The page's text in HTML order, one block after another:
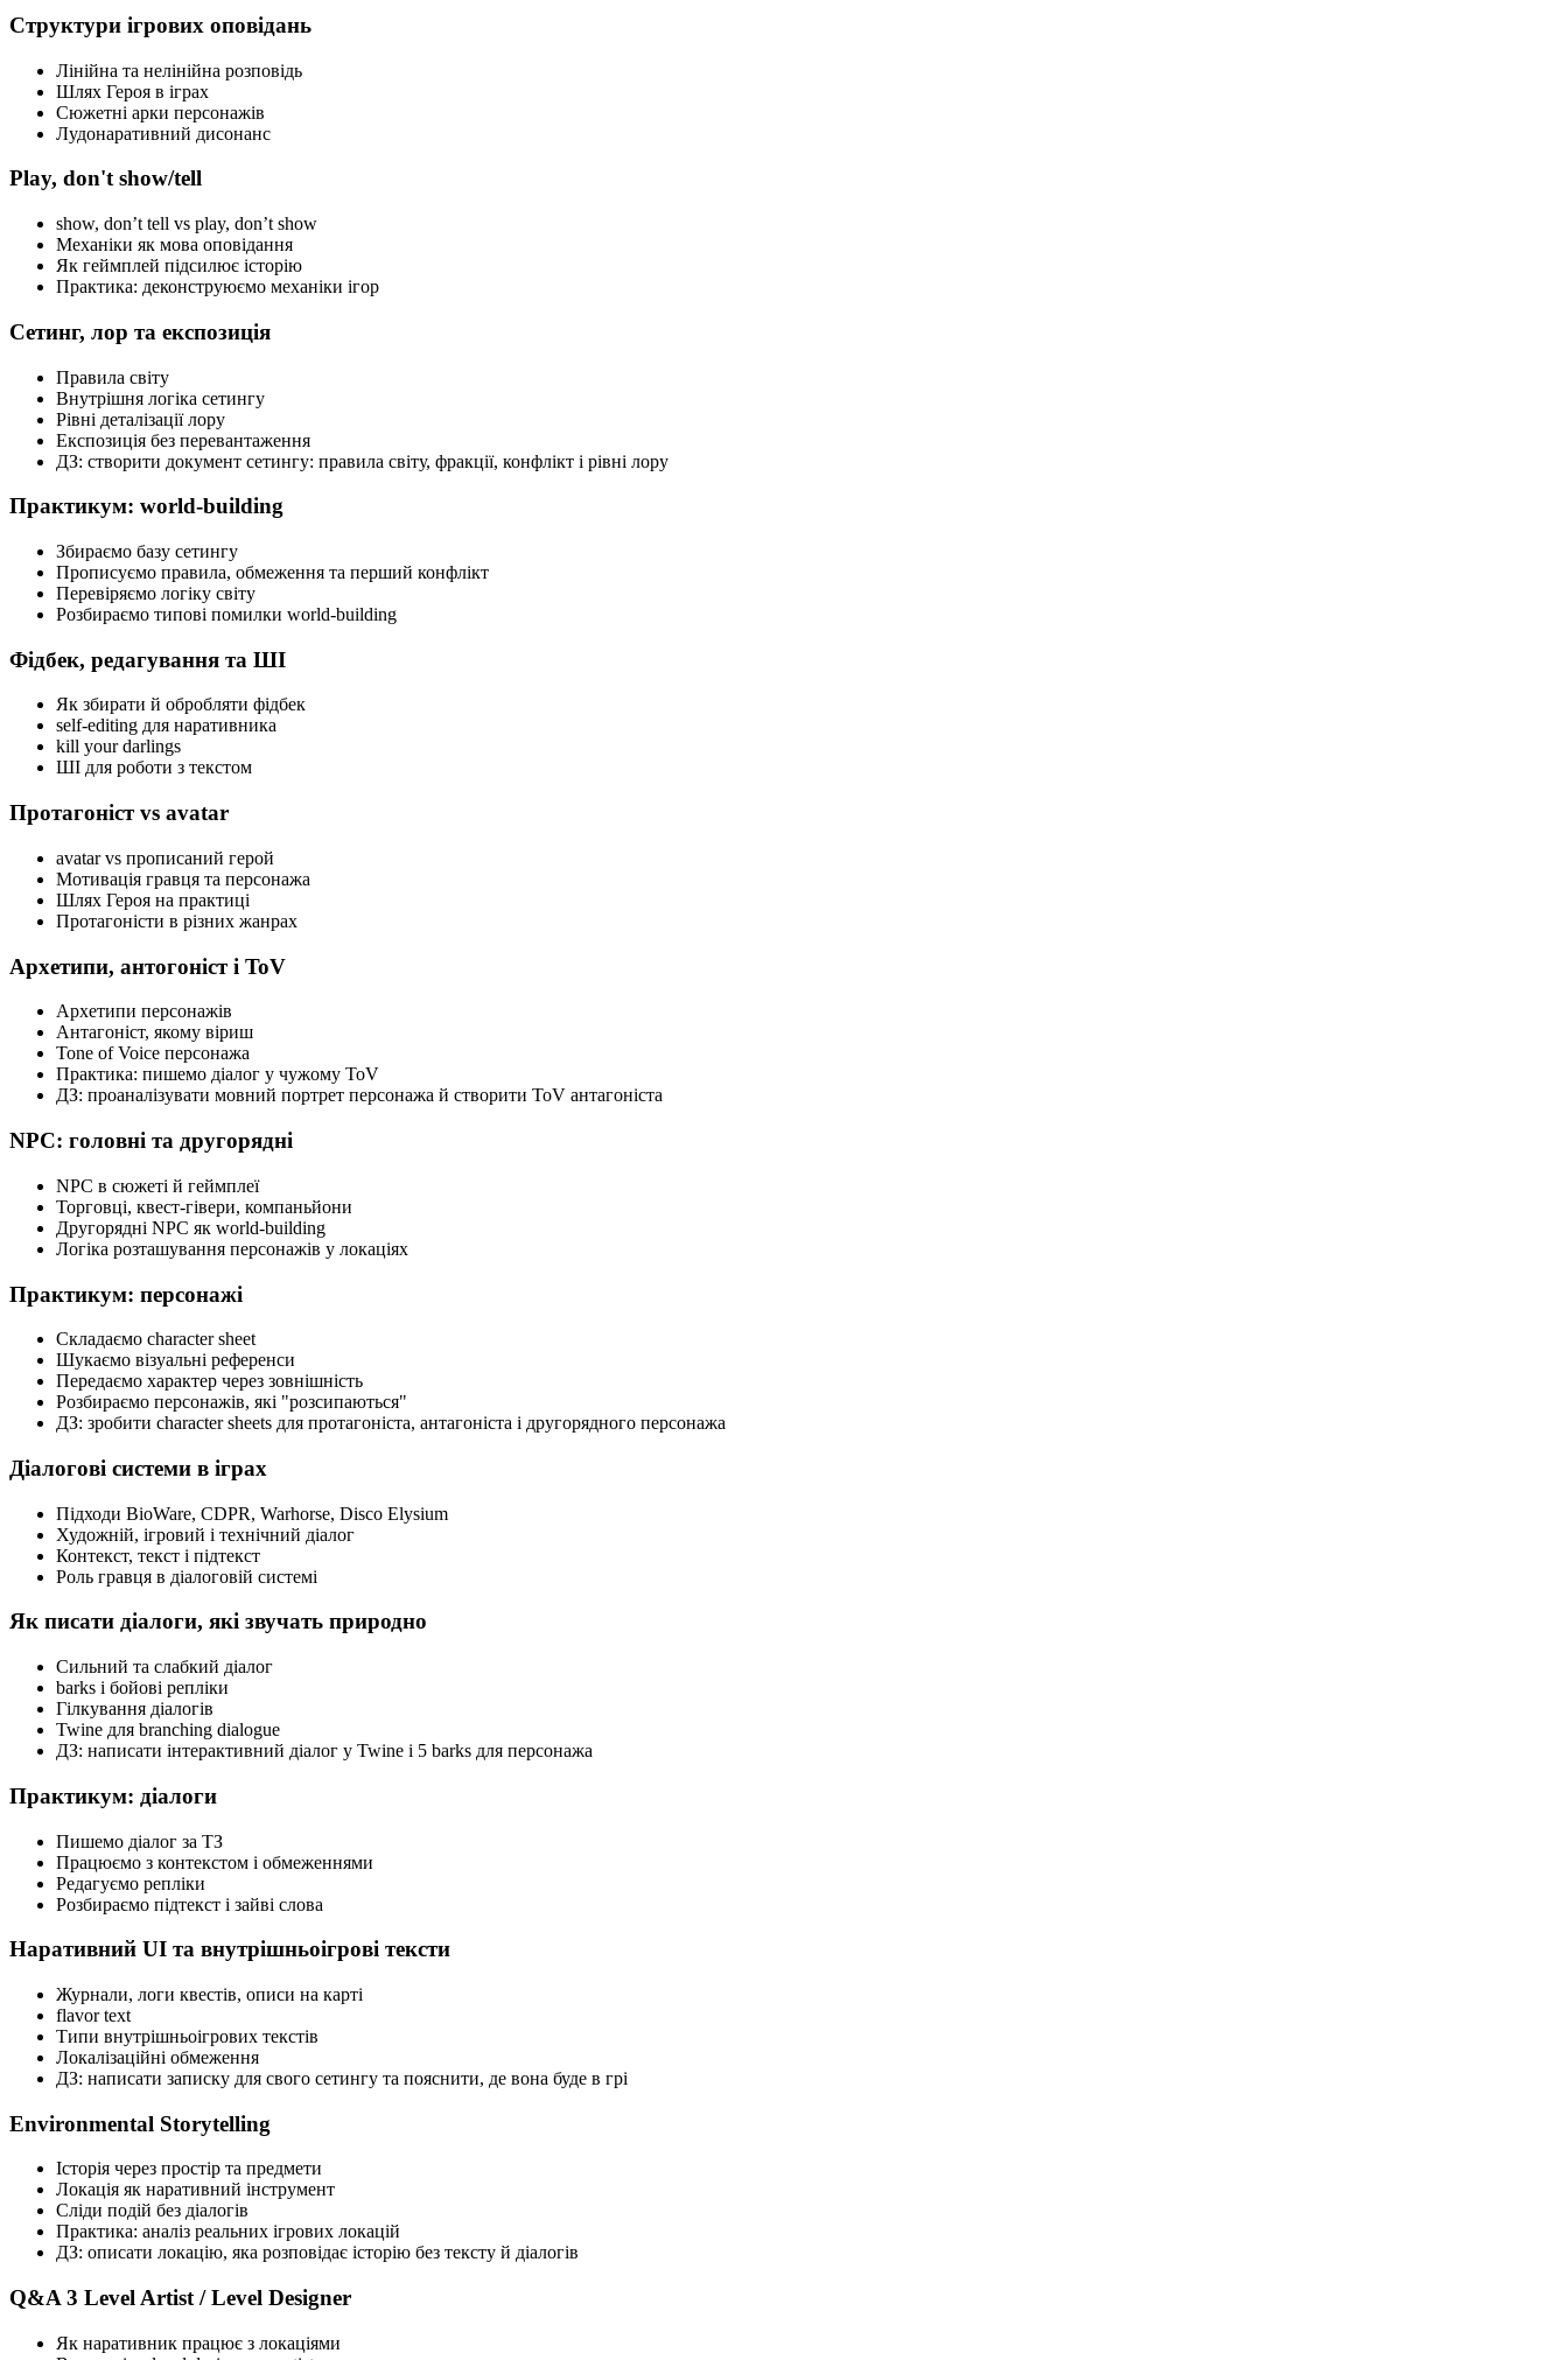
Структури ігрових оповідань
Лінійна та нелінійна розповідь
Шлях Героя в іграх
Сюжетні арки персонажів
Лудонаративний дисонанс
Play, don't show/tell
show, don’t tell vs play, don’t show
Механіки як мова оповідання
Як геймплей підсилює історію
Практика: деконструюємо механіки ігор
Сетинг, лор та експозиція
Правила світу
Внутрішня логіка сетингу
Рівні деталізації лору
Експозиція без перевантаження
ДЗ: створити документ сетингу: правила світу, фракції, конфлікт і рівні лору
Практикум: world-building
Збираємо базу сетингу
Прописуємо правила, обмеження та перший конфлікт
Перевіряємо логіку світу
Розбираємо типові помилки world-building
Фідбек, редагування та ШІ
Як збирати й обробляти фідбек
self-editing для наративника
kill your darlings
ШІ для роботи з текстом
Протагоніст vs avatar
avatar vs прописаний герой
Мотивація гравця та персонажа
Шлях Героя на практиці
Протагоністи в різних жанрах
Архетипи, антогоніст і ToV
Архетипи персонажів
Антагоніст, якому віриш
Tone of Voice персонажа
Практика: пишемо діалог у чужому ToV
ДЗ: проаналізувати мовний портрет персонажа й створити ToV антагоніста
NPC: головні та другорядні
NPC в сюжеті й геймплеї
Торговці, квест-гівери, компаньйони
Другорядні NPC як world-building
Логіка розташування персонажів у локаціях
Практикум: персонажі
Складаємо character sheet
Шукаємо візуальні референси
Передаємо характер через зовнішність
Розбираємо персонажів, які "розсипаються"
ДЗ: зробити character sheets для протагоніста, антагоніста і другорядного персонажа
Діалогові системи в іграх
Підходи BioWare, CDPR, Warhorse, Disco Elysium
Художній, ігровий і технічний діалог
Контекст, текст і підтекст
Роль гравця в діалоговій системі
Як писати діалоги, які звучать природно
Сильний та слабкий діалог
barks і бойові репліки
Гілкування діалогів
Twine для branching dialogue
ДЗ: написати інтерактивний діалог у Twine і 5 barks для персонажа
Практикум: діалоги
Пишемо діалог за ТЗ
Працюємо з контекстом і обмеженнями
Редагуємо репліки
Розбираємо підтекст і зайві слова
Наративний UI та внутрішньоігрові тексти
Журнали, логи квестів, описи на карті
flavor text
Типи внутрішньоігрових текстів
Локалізаційні обмеження
ДЗ: написати записку для свого сетингу та пояснити, де вона буде в грі
Environmental Storytelling
Історія через простір та предмети
Локація як наративний інструмент
Сліди подій без діалогів
Практика: аналіз реальних ігрових локацій
ДЗ: описати локацію, яка розповідає історію без тексту й діалогів
Q&A 3 Level Artist / Level Designer
Як наративник працює з локаціями